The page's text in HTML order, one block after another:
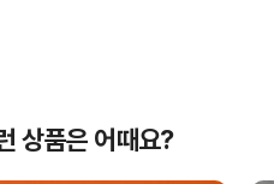
상품은 어때요?